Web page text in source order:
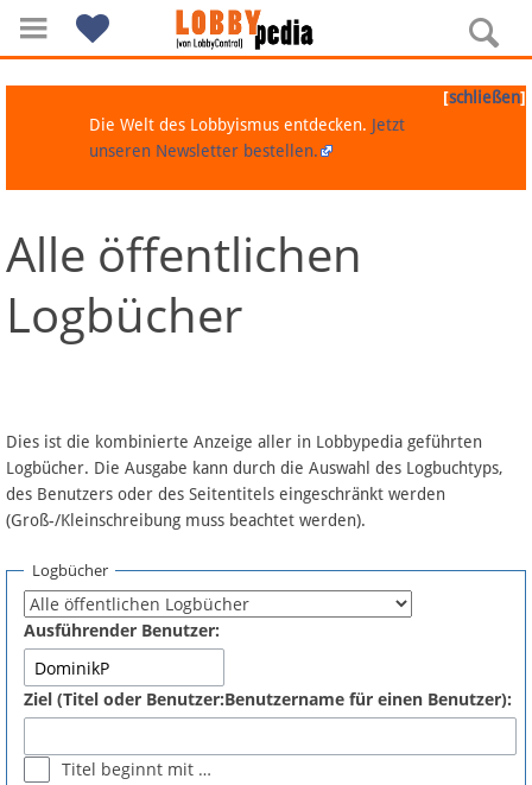
Navigation
Über Lobbypedia
Artikel nach Kategorien
FAQ
Fördermitglied werden
Fehler melden
[schließen]
Die Welt des Lobbyismus entdecken. Jetzt
unseren Newsletter bestellen.
Alle öffentlichen
Logbücher
Dies ist die kombinierte Anzeige aller in Lobbypedia geführten
Logbücher. Die Ausgabe kann durch die Auswahl des Logbuchtyps,
des Benutzers oder des Seitentitels eingeschränkt werden
(Groß-/Kleinschreibung muss beachtet werden).
Logbücher
Ausführender Benutzer:
Ziel (Titel oder Benutzer:Benutzername für einen Benutzer):
Titel beginnt mit …